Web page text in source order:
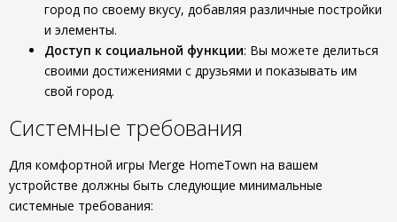
город по своему вкусу, добавляя различные постройки
и элементы.
Доступ к социальной функции: Вы можете делиться
своими достижениями с друзьями и показывать им
свой город.
Системные требования
Для комфортной игры Merge HomeTown на вашем
устройстве должны быть следующие минимальные
системные требования: